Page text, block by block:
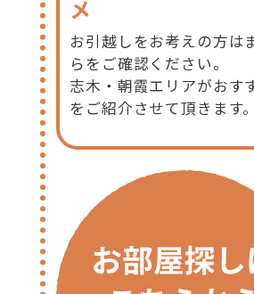
メ
お引越しをお考えの方は
らをご確認ください。
志木・朝霞エリアがおす
をご紹介させて頂きます。